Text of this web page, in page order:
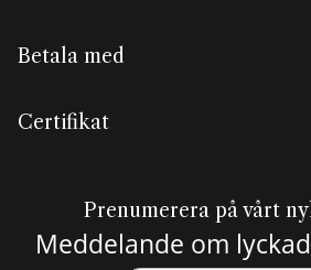
Betala med
Certifikat
Prenumerera på vårt
Meddelande om